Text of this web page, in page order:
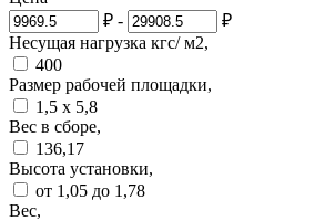
₽ -
₽
Несущая нагрузка кгс/ м2,
400
Размер рабочей площадки,
1,5 х 5,8
Вес в сборе,
136,17
Высота установки,
от 1,05 до 1,78
Вес,